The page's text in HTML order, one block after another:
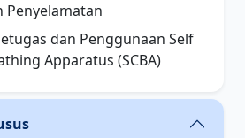
Penyelamatan
dan Penggunaan Self
Apparatus (SCBA)